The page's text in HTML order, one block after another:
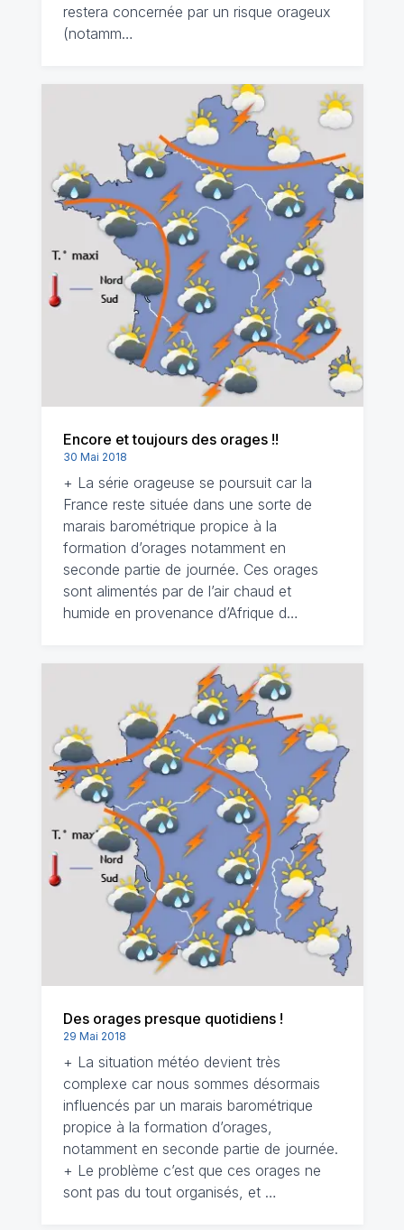
restera concernée par un risque orageux
(notamm…
Encore et toujours des orages !!
30 Mai 2018
+ La série orageuse se poursuit car la
France reste située dans une sorte de
marais barométrique propice à la
formation d’orages notamment en
seconde partie de journée. Ces orages
sont alimentés par de l’air chaud et
humide en provenance d’Afrique d…
Des orages presque quotidiens !
29 Mai 2018
+ La situation météo devient très
complexe car nous sommes désormais
influencés par un marais barométrique
propice à la formation d’orages,
notamment en seconde partie de journée.
+ Le problème c’est que ces orages ne
sont pas du tout organisés, et …